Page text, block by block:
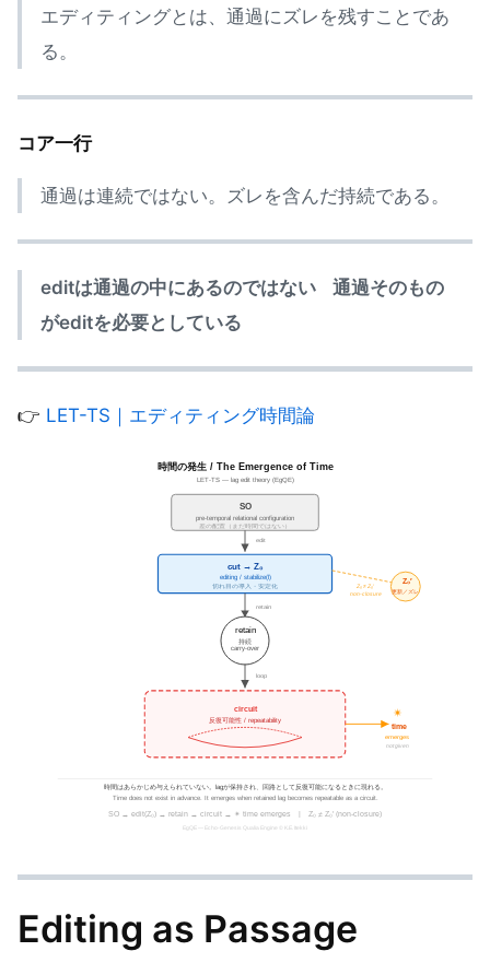
エディティングとは、通過にズレを残すことであ
る。
コア一行
通過は連続ではない。ズレを含んだ持続である。
editは通過の中にあるのではない
通過そのもの
がeditを必要としている
👉 LET-TS｜エディティング時間論
Editing as Passage